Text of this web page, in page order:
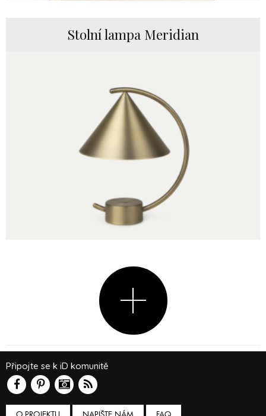
Stolní lampa Meridian
Připojte se k iD komunitě